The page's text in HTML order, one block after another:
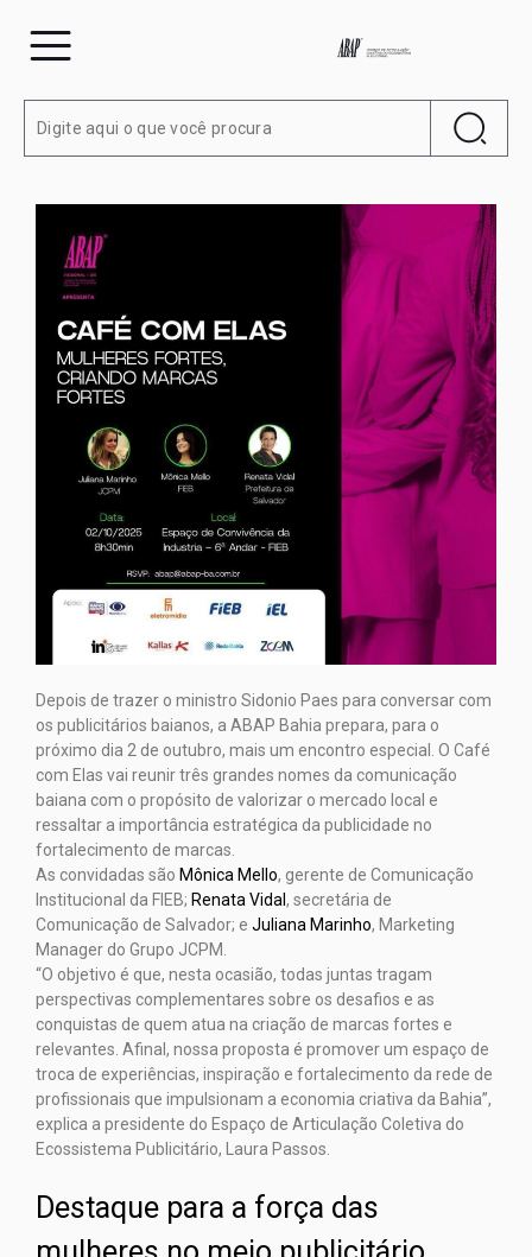
Depois de trazer o ministro Sidonio Paes para conversar com
os publicitários baianos, a ABAP Bahia prepara, para o
próximo dia 2 de outubro, mais um encontro especial. O Café
com Elas vai reunir três grandes nomes da comunicação
baiana com o propósito de valorizar o mercado local e
ressaltar a importância estratégica da publicidade no
fortalecimento de marcas.
As convidadas são Mônica Mello, gerente de Comunicação
Institucional da FIEB; Renata Vidal , secretária de
Comunicação de Salvador; e Juliana Marinho, Marketing
Manager do Grupo JCPM.
“O objetivo é que, nesta ocasião, todas juntas tragam
perspectivas complementares sobre os desafios e as
conquistas de quem atua na criação de marcas fortes e
relevantes. Afinal, nossa proposta é promover um espaço de
troca de experiências, inspiração e fortalecimento da rede de
profissionais que impulsionam a economia criativa da Bahia”,
explica a presidente do Espaço de Articulação Coletiva do
Ecossistema Publicitário, Laura Passos.
Destaque para a força das